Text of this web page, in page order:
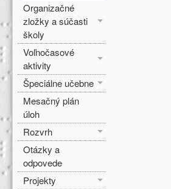
Organizačné
zložky a súčasti
školy
Voľnočasové
aktivity
Špeciálne učebne
Mesačný plán
úloh
Rozvrh
Otázky a
odpovede
Projekty